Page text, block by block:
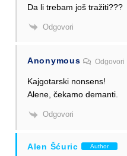
Da li trebam još tražiti???
Odgovori
Anonymous Odgovori
Kajgotarski nonsens!
Alene, čekamo demanti.
Odgovori
Alen Šćuric Author